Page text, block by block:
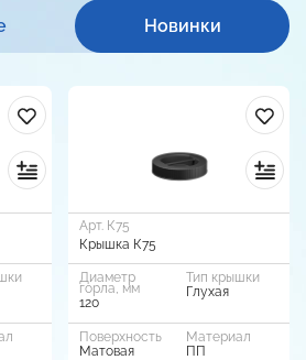
Новинки
Арт. К75
Крышка К75
Диаметр
горла, мм
120
Тип крышки
Глухая
Поверхность
Матовая
Материал
ПП